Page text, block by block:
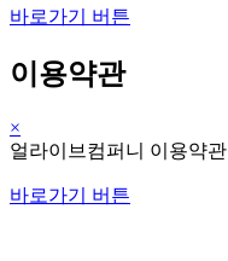
바로가기 버튼
이용약관
×
얼라이브컴퍼니 이용약관
바로가기 버튼